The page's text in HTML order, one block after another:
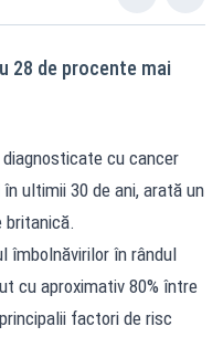
28 de procente mai
cu cancer
ultimii 30 de ani, arată un
îmbolnăvirilor în rândul
cu aproximativ 80% între
factori de risc